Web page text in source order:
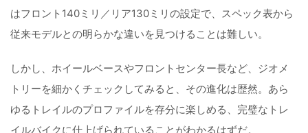
はフロント140ミリ／リア130ミリの設定で、スペック表から
従来モデルとの明らかな違いを見つけることは難しい。
しかし、ホイールベースやフロントセンター長など、ジオメ
トリーを細かくチェックしてみると、その進化は歴然。あら
ゆるトレイルのプロファイルを存分に楽しめる、完璧なトレ
イルバイクに仕上げられていることがわかるはずだ。